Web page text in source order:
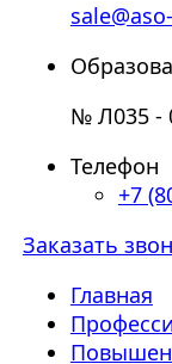
№ Л035 -
Телефон
+7
Заказать
Главная